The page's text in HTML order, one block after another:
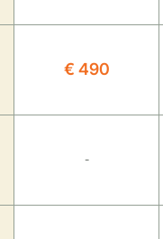
€ 490
-